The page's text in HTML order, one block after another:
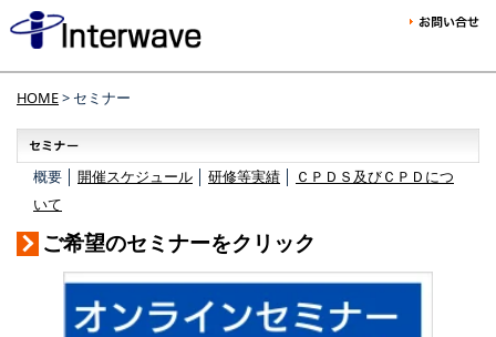
HOME> セミナー
概要 │ 開催スケジュール 研修等実績
ＣＰＤＳ及びＣＰＤにつ
いて
ご希望のセミナーをクリック